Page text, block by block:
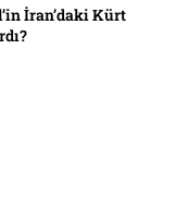
İran’daki Kürt